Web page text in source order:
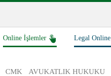
Online İşlemler Legal Online
CMK AVUKATLIK HUKUKU